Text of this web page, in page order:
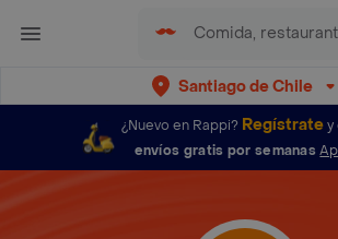
Santiago de Chile
¿Nuevo en Rappi? Regístratey
envíos gratis por semanas